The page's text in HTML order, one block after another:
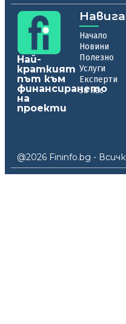
Най-
краткият
път към
финансирането
на
проекти
Начало
Новини
Полезно
Услуги
Експерти
За нас
@2026 Fininfo.bg -